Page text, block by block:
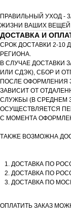
ПРАВИЛЬНЫЙ УХОД -
ЖИЗНИ ВАШИХ ВЕЩЕЙ
ДОСТАВКА И
СРОК ДОСТАВКИ 2-10
РЕГИОНА.
В СЛУЧАЕ ДОСТАВКИ
ИЛИ СДЭК), СБОР И
ПОСЛЕ ОФОРМЛЕНИЯ
ЗАВИСИТ ОТ
СЛУЖБЫ (В СРЕДНЕМ
ОСУЩЕСТВЛЯЕТСЯ
С МОМЕНТА
ТАКЖЕ ВОЗМОЖНА
ДОСТАВКА ПО
ДОСТАВКА ПО
ДОСТАВКА ПО
ОПЛАТИТЬ ЗАКАЗ